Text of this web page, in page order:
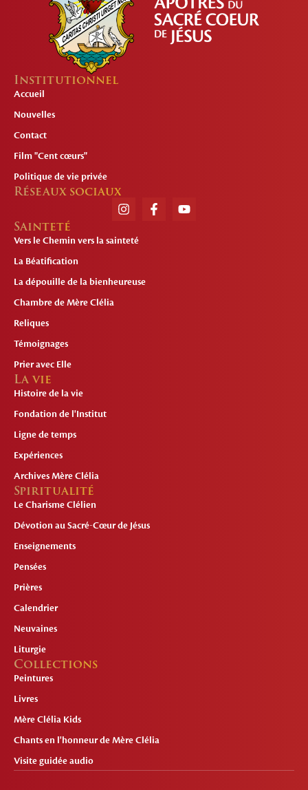
Institutionnel
Accueil
Nouvelles
Contact
Film "Cent cœurs"
Politique de vie privée
Réseaux sociaux
Sainteté
Vers le Chemin vers la sainteté
La Béatification
La dépouille de la bienheureuse
Chambre de Mère Clélia
Reliques
Témoignages
Prier avec Elle
La vie
Histoire de la vie
Fondation de l'Institut
Ligne de temps
Expériences
Archives Mère Clélia
Spiritualité
Le Charisme Clélien
Dévotion au Sacré-Cœur de Jésus
Enseignements
Pensées
Prières
Calendrier
Neuvaines
Liturgie
Collections
Peintures
Livres
Mère Clélia Kids
Chants en l'honneur de Mère Clélia
Visite guidée audio